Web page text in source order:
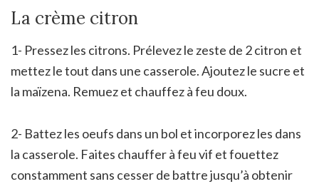
La crème citron
1- Pressez les citrons. Prélevez le zeste de 2 citron et
mettez le tout dans une casserole. Ajoutez le sucre et
la maïzena. Remuez et chauffez à feu doux.
2- Battez les oeufs dans un bol et incorporez les dans
la casserole. Faites chauffer à feu vif et fouettez
constamment sans cesser de battre jusqu’à obtenir